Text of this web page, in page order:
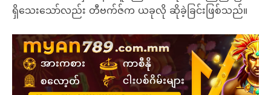
ရှိသေးသော်လည်း တီဗက်ဇ်က ယခုလို ဆိုခဲ့ခြင်းဖြစ်သည်။